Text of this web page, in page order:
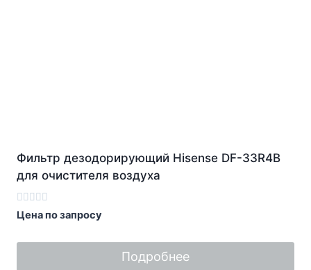
Фильтр дезодорирующий Hisense DF-33R4B
для очистителя воздуха
Оценка
0
5
Цена по запросу
Подробнее